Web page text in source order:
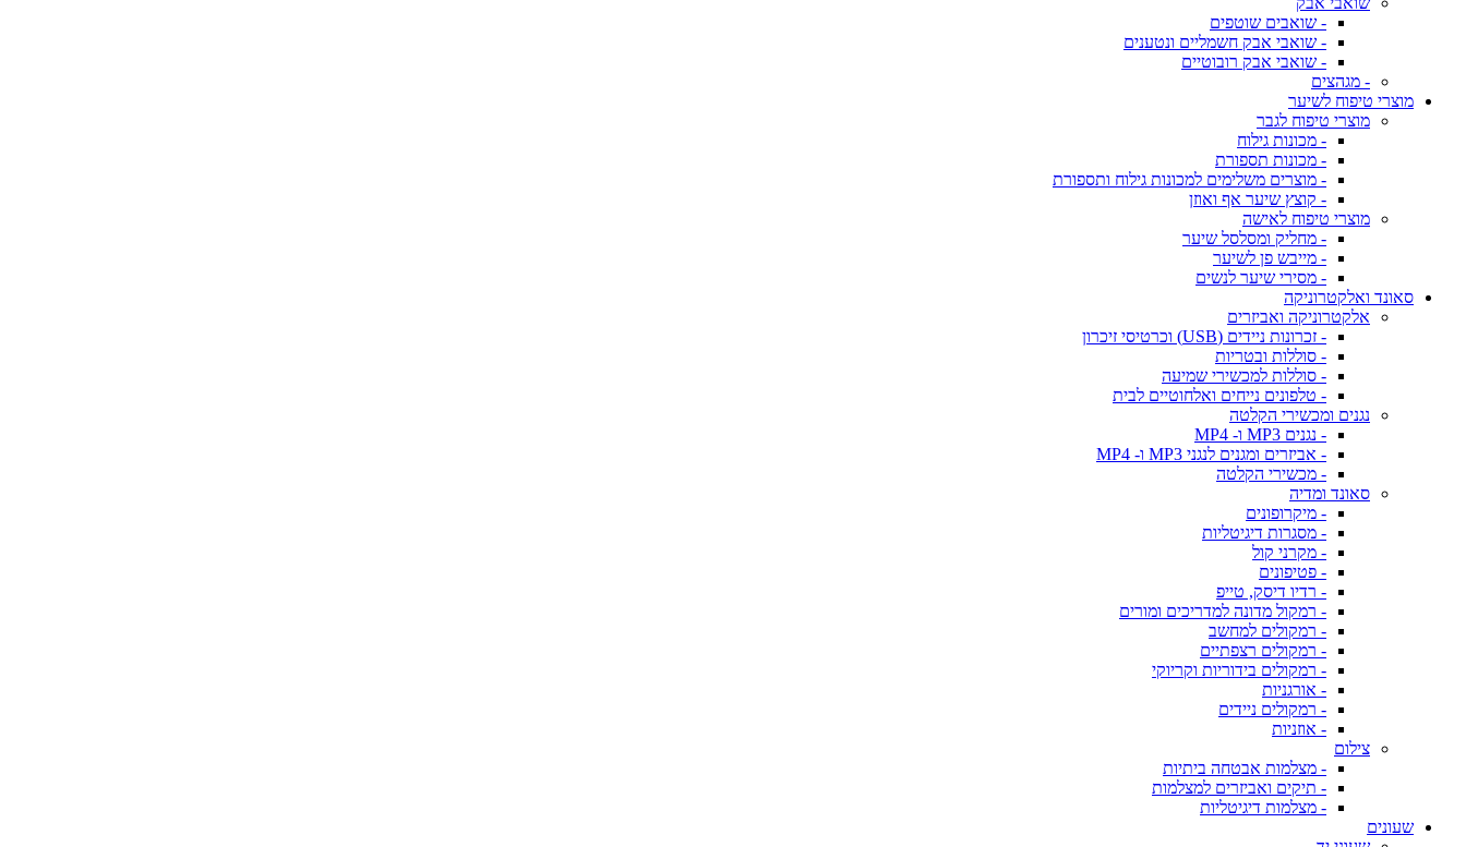
- שואבים שוטפים
- שואבי אבק חשמליים ונטענים
- שואבי אבק רובוטיים
- מגהצים
מוצרי טיפוח לשיער
מוצרי טיפוח לגבר
- מכונות גילוח
- מכונות תספורת
- מוצרים משלימים למכונות גילוח ותספורת
- קוצץ שיער אף ואוזן
מוצרי טיפוח לאישה
- מחליק ומסלסל שיער
- מייבש פן לשיער
- מסירי שיער לנשים
סאונד ואלקטרוניקה
אלקטרוניקה ואביזרים
- זכרונות ניידים (USB) וכרטיסי זיכרון
- סוללות ובטריות
- סוללות למכשירי שמיעה
- טלפונים נייחים ואלחוטיים לבית
נגנים ומכשירי הקלטה
- נגנים MP3 ו- MP4
- אביזרים ומגנים לנגני MP3 ו- MP4
- מכשירי הקלטה
סאונד ומדיה
- מיקרופונים
- מסגרות דיגיטליות
- מקרני קול
- פטיפונים
- רדיו דיסק, טייפ
- רמקול מדונה למדריכים ומורים
- רמקולים למחשב
- רמקולים רצפתיים
- רמקולים בידוריות וקריוקי
- אורגניות
- רמקולים ניידים
- אוזניות
צילום
- מצלמות אבטחה ביתיות
- תיקים ואביזרים למצלמות
- מצלמות דיגיטליות
שעונים